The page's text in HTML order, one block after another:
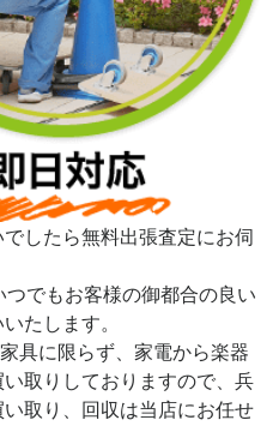
したら無料出張査定にお伺
でもお客様の御都合の良い
たします。
具に限らず、家電から楽器
い取りしておりますので、兵
取り、回収は当店にお任せ